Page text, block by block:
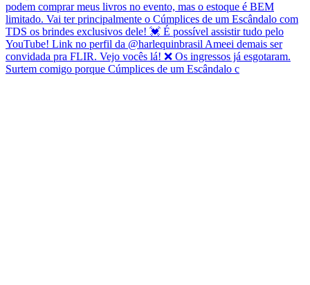
Surtem comigo porque Cúmplices de um Escândalo c